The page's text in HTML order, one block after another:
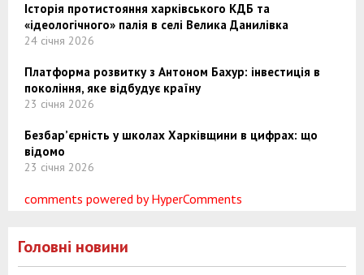
Історія протистояння харківського КДБ та
«ідеологічного» палія в селі Велика Данилівка
24 січня 2026
Платформа розвитку з Антоном Бахур: інвестиція в
покоління, яке відбудує країну
23 січня 2026
Безбар’єрність у школах Харківщини в цифрах: що
відомо
23 січня 2026
comments powered by HyperComments
Головні новини